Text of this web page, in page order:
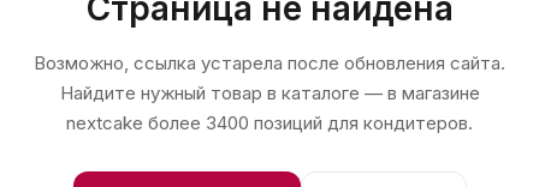
Страница не найдена
Возможно, ссылка устарела после обновления сайта.
Найдите нужный товар в каталоге — в магазине
nextcake более 3400 позиций для кондитеров.